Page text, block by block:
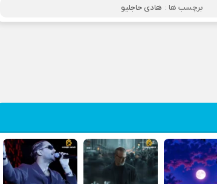
برچسب ها : هادی حاجلیو